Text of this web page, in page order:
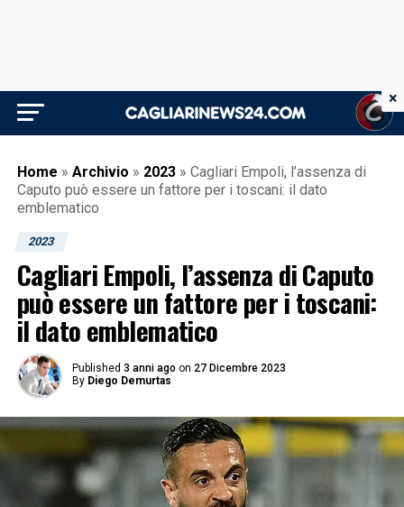
Home » Archivio » 2023 » Cagliari Empoli, l’assenza di
Caputo può essere un fattore per i toscani: il dato
emblematico
2023
Cagliari Empoli, l’assenza di Caputo
può essere un fattore per i toscani:
il dato emblematico
Published 3 anni ago on 27 Dicembre 2023
By Diego Demurtas
×